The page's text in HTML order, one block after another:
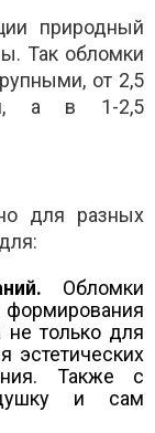
природный
Так обломки
от 2,5
а в 1-2,5
для разных
Обломки
формирования
не только для
эстетических
Также с
и сам